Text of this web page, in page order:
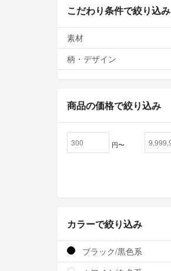
こだわり条件で絞り込み
素材
柄・デザイン
商品の価格で絞り込み
円〜
カラーで絞り込み
ブラック/黒色系